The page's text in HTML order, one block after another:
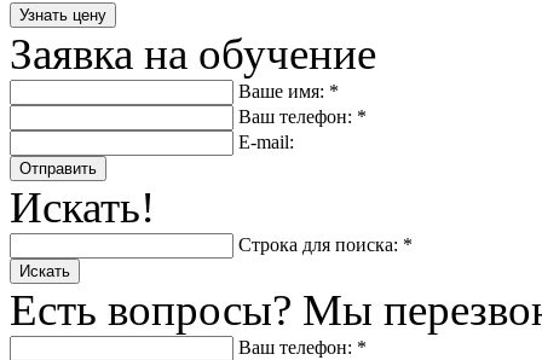
Заявка на обучение
Ваше имя: *
Ваш телефон: *
E-mail:
Отправить
Искать!
Строка для поиска: *
Искать
Есть вопросы? Мы
Ваш телефон: *